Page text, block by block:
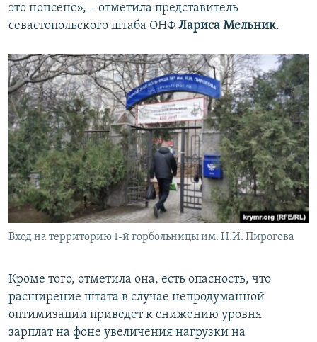
это нонсенс», – отметила представитель
севастопольского штаба ОНФ Лариса Мельник.
Вход на территорию 1-й горбольницы им. Н.И. Пирогова
Кроме того, отметила она, есть опасность, что
расширение штата в случае непродуманной
оптимизации приведет к снижению уровня
зарплат на фоне увеличения нагрузки на